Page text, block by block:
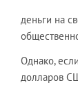
деньги на
Однако,
долларов